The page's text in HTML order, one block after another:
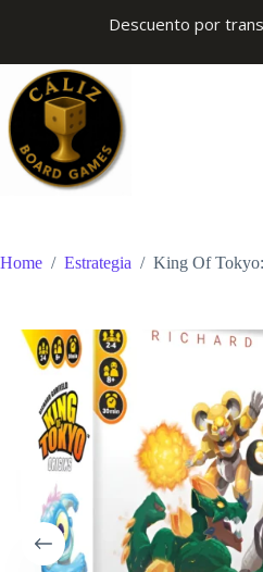
Descuento por
content
Home / Estrategia / King Of